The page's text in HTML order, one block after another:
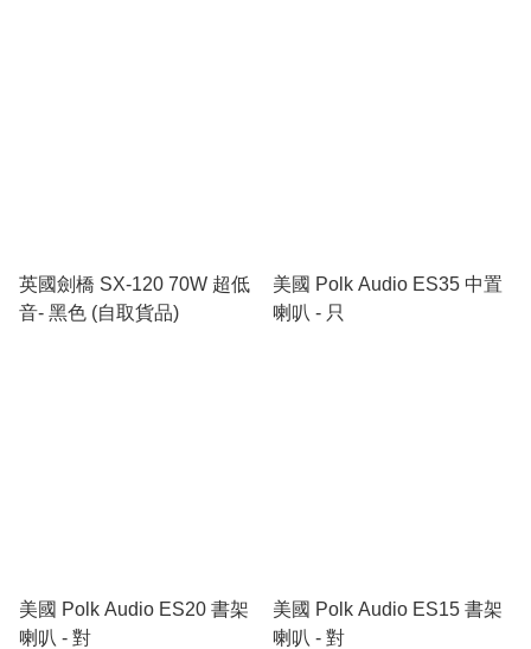
英國劍橋 SX-120 70W 超低
音- 黑色 (自取貨品)
美國 Polk Audio ES35 中置
喇叭 - 只
美國 Polk Audio ES20 書架
喇叭 - 對
美國 Polk Audio ES15 書架
喇叭 - 對